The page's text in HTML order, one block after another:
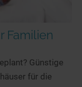
Familien
Günstige
für die